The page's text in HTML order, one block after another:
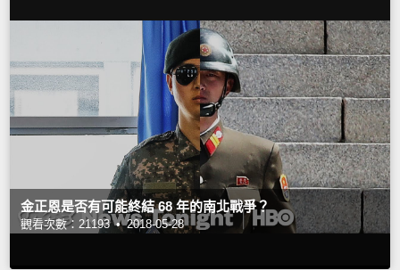
金正恩是否有可能終結 68 年的南北戰爭？
觀看次數：21193 • 2018-05-28